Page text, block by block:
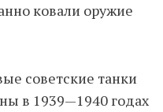
ковали оружие
советские танки
в 1939—1940 годах